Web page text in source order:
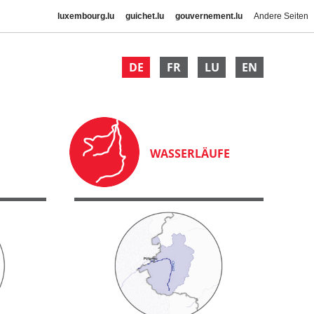
luxembourg.lu guichet.lu gouvernement.lu Andere Seiten
DE FR LU EN
WASSERLÄUFE